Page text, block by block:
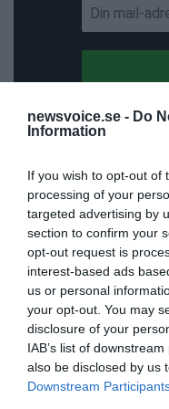
newsvoice.se - Do
Information
If you wish to opt-out of
processing of your
targeted advertising by
section to confirm your
opt-out request is
interest-based ads
us or personal
your opt-out. You may
disclosure of your
IAB’s list of
also be disclosed by us
Downstream